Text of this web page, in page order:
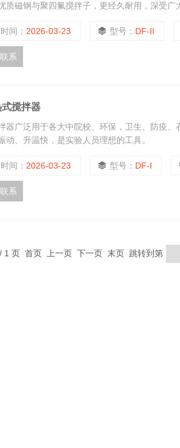
质磁钢与聚四氟搅拌子，更经久耐用，深受广
间： 2026-03-23 型号： DF-II
系
式搅拌器
器广泛用于各大中院校、环保，卫生、防疫
动、升温快，是实验人员理想的工具。
间： 2026-03-23 型号： DF-I
系
/ 1 页 首页 上一页 下一页 末页 跳转到第